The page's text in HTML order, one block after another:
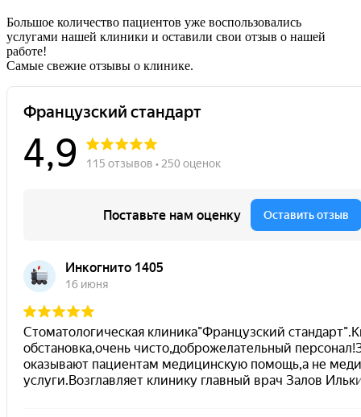
Большое количество пациентов уже воспользовались
услугами нашей клиники и оставили свои отзыв о нашей
работе!
Caмые свежие отзывы о клинике.